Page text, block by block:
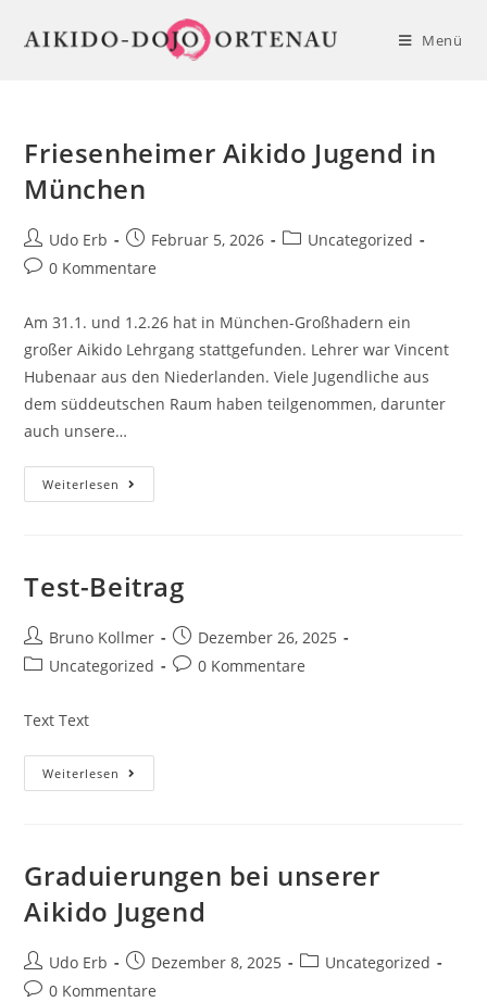
Inhalt
Menü
Friesenheimer Aikido Jugend in
München
Beitrags-
Autor:
Udo Erb
Beitrag
veröffentlicht:
Februar 5, 2026
Beitrags-
Uncategorized
Beitrags-
0 Kommentare
Am 31.1. und 1.2.26 hat in München-Großhadern ein
großer Aikido Lehrgang stattgefunden. Lehrer war Vincent
Hubenaar aus den Niederlanden. Viele Jugendliche aus
dem süddeutschen Raum haben teilgenommen, darunter
auch unsere…
Weiterlesen Friesenheimer
Aikido
Test-Beitrag
Beitrags-
Autor:
Bruno Kollmer
Beitrag
veröffentlicht:
Dezember 26, 2025
Beitrags-
Uncategorized
Beitrags-
0 Kommentare
Text Text
Weiterlesen Test-
Beitrag
Graduierungen bei unserer
Aikido Jugend
Beitrags-
Autor:
Udo Erb
Beitrag
veröffentlicht:
Dezember 8, 2025
Beitrags-
Uncategorized
Beitrags-
0 Kommentare